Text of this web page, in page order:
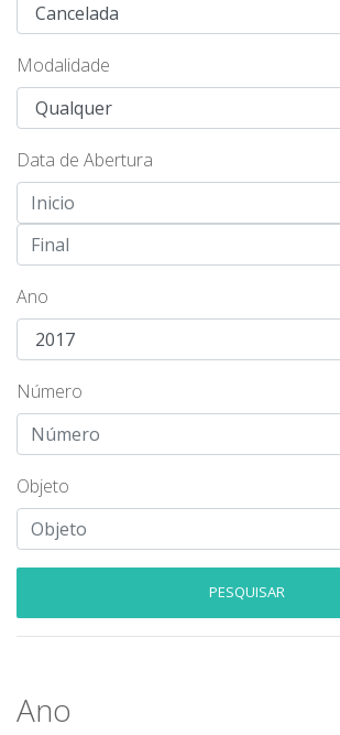
Modalidade
Data de Abertura
Ano
Número
Objeto
PESQUISAR
Ano